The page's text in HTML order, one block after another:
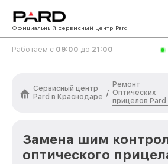
Официальный сервисный центр Pard
Работаем с 09:00 до 21:00
Сервисный центр
Pard в Краснодаре /
Ремонт
Оптических
прицелов Pard
Замена шим
оптического